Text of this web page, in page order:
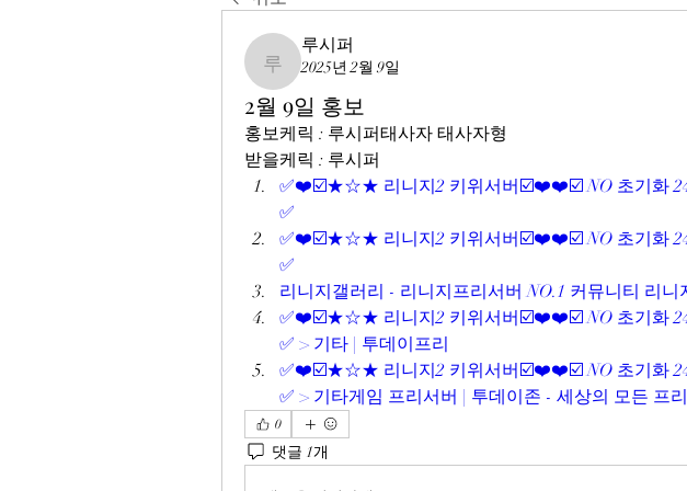
루시퍼
루시퍼
2025년 2월 9일
2월 9일 홍보
홍보케릭 : 루시퍼태사자 태사자형
받을케릭 : 루시퍼
✅❤️☑️★☆★ 리니지2 키위서버☑️❤️❤️☑️ NO 초기화
✅
✅❤️☑️★☆★ 리니지2 키위서버☑️❤️❤️☑️ NO 초기화
✅
리니지갤러리 - 리니지프리서버 NO.1 커뮤니티 리니
✅❤️☑️★☆★ 리니지2 키위서버☑️❤️❤️☑️ NO 초기화
✅ > 기타 | 투데이프리
✅❤️☑️★☆★ 리니지2 키위서버☑️❤️❤️☑️ NO 초기화
✅ > 기타게임 프리서버 | 투데이존 - 세상의 모든 프
0
댓글 1개